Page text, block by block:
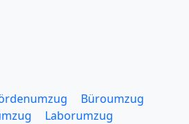
Büroumzug
Laborumzug